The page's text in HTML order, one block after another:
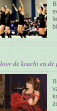
de kracht en